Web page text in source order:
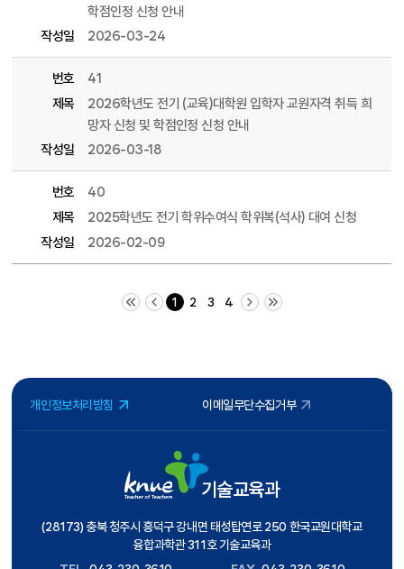
학점인정 신청 안내
작성일
2026-03-24
번호
41
제목
2026학년도 전기 (교육)대학원 입학자 교원자격 취득 희
망자 신청 및 학점인정 신청 안내
작성일
2026-03-18
번호
40
제목
2025학년도 전기 학위수여식 학위복(석사) 대여 신청
작성일
2026-02-09
처음 페이지 이전 10 페이지
1 2 3 4
다음 10 페이지 끝 페이지
개인정보처리방침 이메일무단수집거부
기술교육과
(28173) 충북 청주시 흥덕구 강내면 태성탑연로 250 한국교원대학교
융합과학관 311호 기술교육과